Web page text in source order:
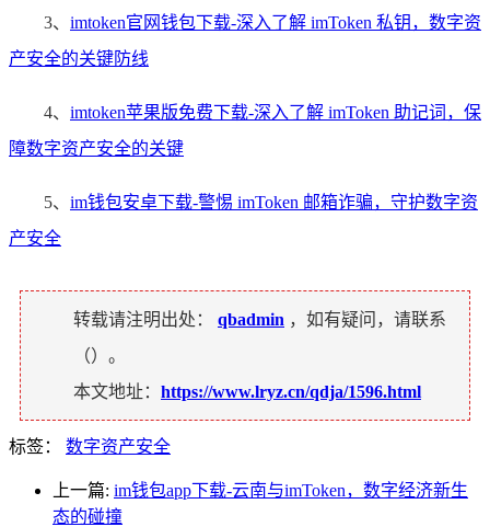
3、 imtoken官网钱包下载-深入了解 imToken 私钥，数字资
产安全的关键防线
4、 imtoken苹果版免费下载-深入了解 imToken 助记词，保
障数字资产安全的关键
5、 im钱包安卓下载-警惕 imToken 邮箱诈骗，守护数字资
产安全
转载请注明出处： qbadmin ，如有疑问，请联系
（）。
本文地址： https://www.lryz.cn/qdja/1596.html
标签： 数字资产安全
上一篇: im钱包app下载-云南与imToken，数字经济新生
态的碰撞